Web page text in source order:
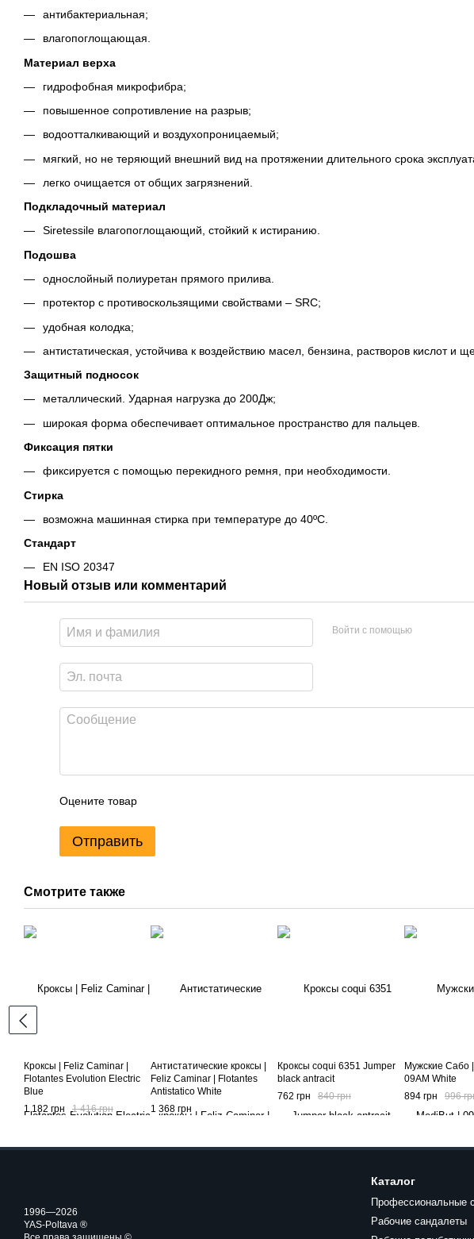
антибактериальная;
влагопоглощающая.
Материал верха
гидрофобная микрофибра;
повышенное сопротивление на разрыв;
водоотталкивающий и воздухопроницаемый;
мягкий, но не теряющий внешний вид на протяжении длительного срока
легко очищается от общих загрязнений.
Подкладочный материал
Siretessile влагопоглощающий, стойкий к истиранию.
Подошва
однослойный полиуретан прямого прилива.
протектор с противоскользящими свойствами – SRC;
удобная колодка;
антистатическая, устойчива к воздействию масел, бензина, растворов кислот и
Защитный подносок
металлический. Ударная нагрузка до 200Дж;
широкая форма обеспечивает оптимальное пространство для пальцев.
Фиксация пятки
фиксируется с помощью перекидного ремня, при необходимости.
Стирка
возможна машинная стирка при температуре до 40ºС.
Стандарт
EN ISO 20347
Новый отзыв или комментарий
Войти с помощью
Оцените товар
Отправить
Смотрите также
Кроксы | Feliz Caminar |
Flotantes Evolution Electric
Blue
1 182 грн
1 416 грн
Антистатические кроксы |
Feliz Caminar | Flotantes
Antistatico White
1 368 грн
Кроксы coqui 6351 Jumper
black antracit
762 грн
840 грн
Мужские Сабо |
09AM White
894 грн
996
1996—2026
YAS-Poltava ®
Каталог
Профессиональные
Рабочие сандалеты